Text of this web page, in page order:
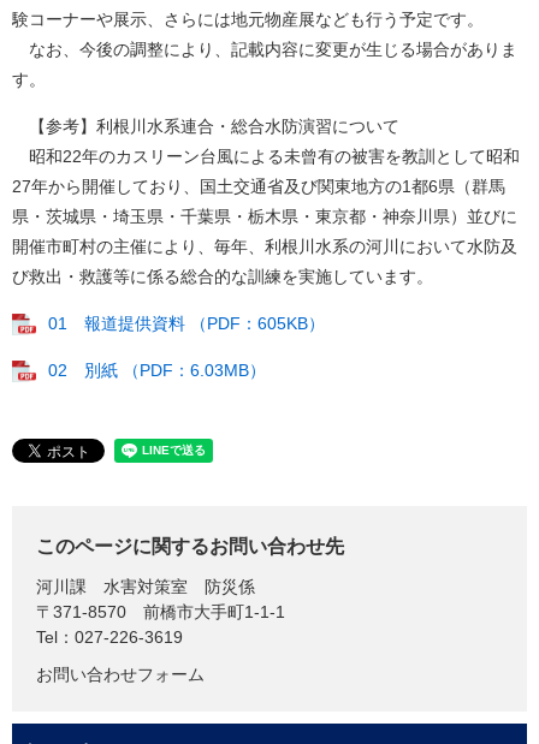
験コーナーや展示、さらには地元物産展なども行う予定です。
なお、今後の調整により、記載内容に変更が生じる場合がありま
す。
【参考】利根川水系連合・総合水防演習について
昭和22年のカスリーン台風による未曾有の被害を教訓として昭和
27年から開催しており、国土交通省及び関東地方の1都6県（群馬
県・茨城県・埼玉県・千葉県・栃木県・東京都・神奈川県）並びに
開催市町村の主催により、毎年、利根川水系の河川において水防及
び救出・救護等に係る総合的な訓練を実施しています。
01 報道提供資料 （PDF：605KB）
02 別紙 （PDF：6.03MB）
このページに関するお問い合わせ先
河川課
水害対策室 防災係
〒371-8570
前橋市大手町1-1-1
Tel：027-226-3619
お問い合わせフォーム